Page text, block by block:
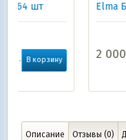
Elma Бумажные
2 000
Описание Отзывы (0)